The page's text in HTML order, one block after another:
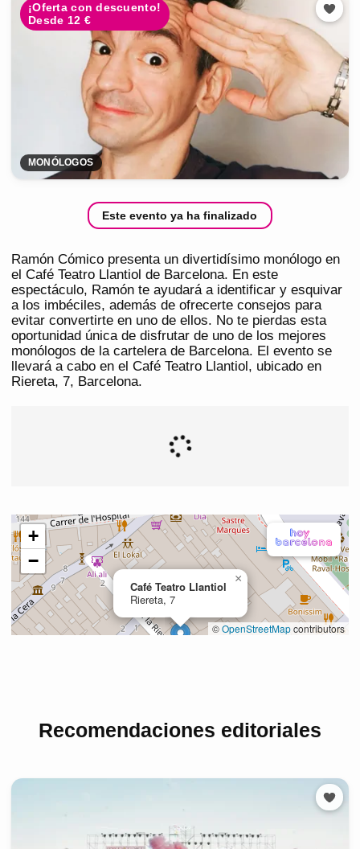
¡Oferta con descuento!
Desde 12 €
MONÓLOGOS
Este evento ya ha finalizado
Ramón Cómico presenta un divertidísimo monólogo en
el Café Teatro Llantiol de Barcelona. En este
espectáculo, Ramón te ayudará a identificar y esquivar
a los imbéciles, además de ofrecerte consejos para
evitar convertirte en uno de ellos. No te pierdas esta
oportunidad única de disfrutar de uno de los mejores
monólogos de la cartelera de Barcelona. El evento se
llevará a cabo en el Café Teatro Llantiol, ubicado en
Riereta, 7, Barcelona.
Recomendaciones editoriales